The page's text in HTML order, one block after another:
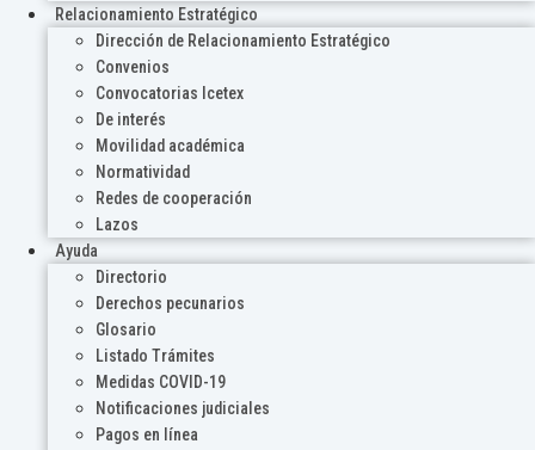
Relacionamiento Estratégico
Dirección de Relacionamiento Estratégico
Convenios
Convocatorias Icetex
De interés
Movilidad académica
Normatividad
Redes de cooperación
Lazos
Ayuda
Directorio
Derechos pecunarios
Glosario
Listado Trámites
Medidas COVID-19
Notificaciones judiciales
Pagos en línea